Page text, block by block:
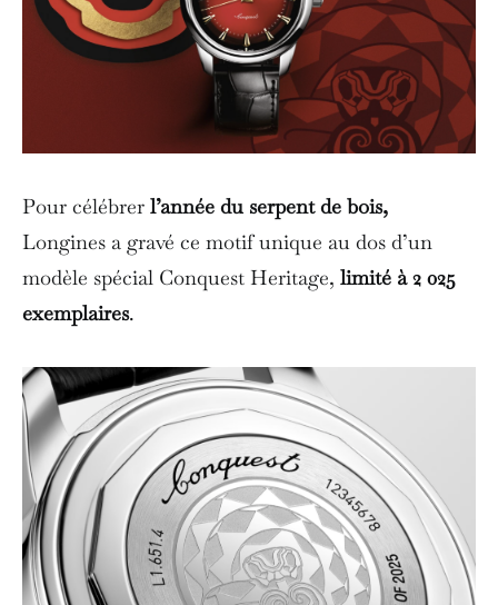
Pour célébrer l’année du serpent de bois,
Longines a gravé ce motif unique au dos d’un
modèle spécial Conquest Heritage, limité à 2 025
exemplaires.